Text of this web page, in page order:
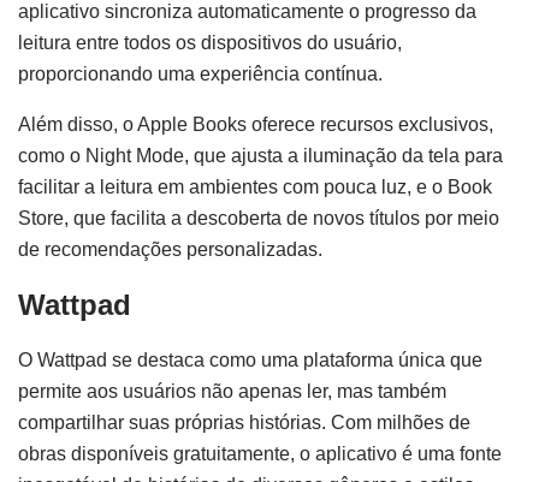
aplicativo sincroniza automaticamente o progresso da
leitura entre todos os dispositivos do usuário,
proporcionando uma experiência contínua.
Além disso, o Apple Books oferece recursos exclusivos,
como o Night Mode, que ajusta a iluminação da tela para
facilitar a leitura em ambientes com pouca luz, e o Book
Store, que facilita a descoberta de novos títulos por meio
de recomendações personalizadas.
Wattpad
O Wattpad se destaca como uma plataforma única que
permite aos usuários não apenas ler, mas também
compartilhar suas próprias histórias. Com milhões de
obras disponíveis gratuitamente, o aplicativo é uma fonte